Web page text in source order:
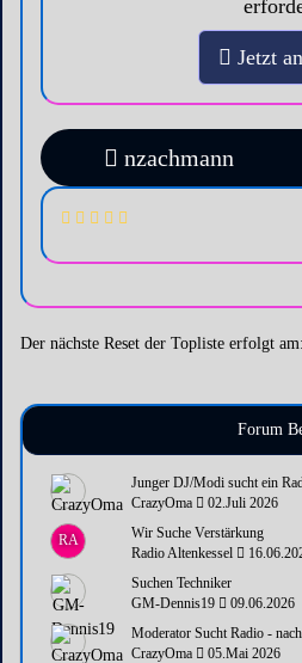
Jetzt
nzachmann
Der nächste Reset der Topliste erfolgt
Forum
Junger DJ/Modi sucht ein
CrazyOma
02.Juli 2026
RA
Wir Suche Verstärkung
Radio Altenkessel
Suchen Techniker
GM-Dennis19
09.06.2026
Moderator Sucht Radio -
CrazyOma
05.Mai 2026